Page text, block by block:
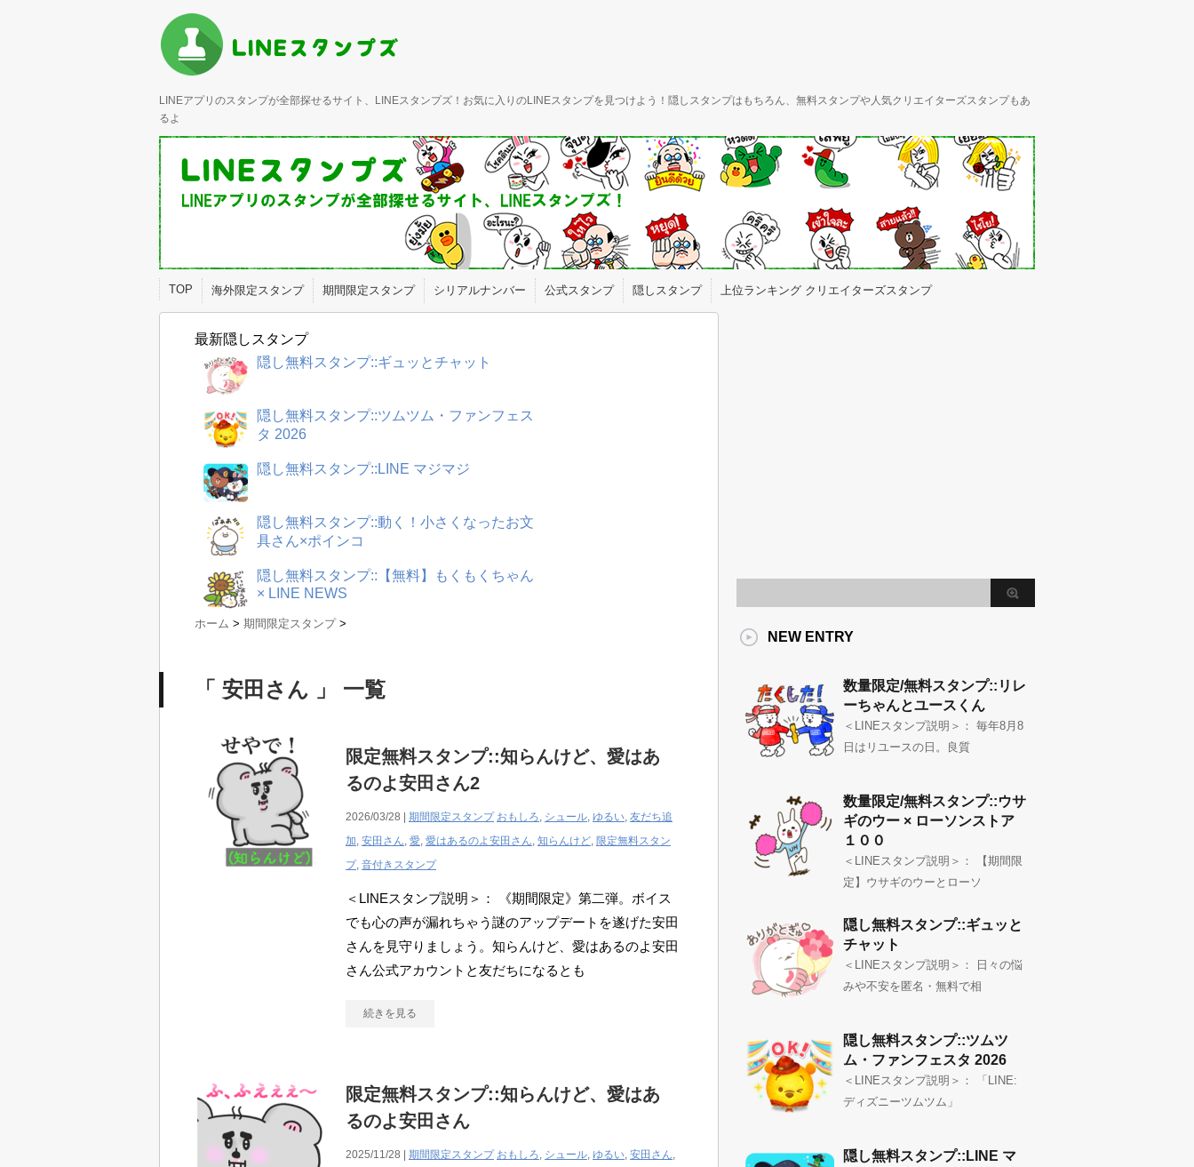
LINEアプリのスタンプが全部探せるサイト、LINEスタンプズ！お気に入りのLINEスタンプを見つけよう！隠しスタンプはもちろん、無料スタンプや人気クリエイターズスタンプもあ
るよ
TOP 海外限定スタンプ 期間限定スタンプ シリアルナンバー 公式スタンプ 隠しスタンプ 上位ランキング クリエイターズスタンプ
最新隠しスタンプ
隠し無料スタンプ::ギュッとチャット
隠し無料スタンプ::ツムツム・ファンフェス
タ 2026
隠し無料スタンプ::LINE マジマジ
隠し無料スタンプ::動く！小さくなったお文
具さん×ポインコ
隠し無料スタンプ::【無料】もくもくちゃん
× LINE NEWS
ホーム > 期間限定スタンプ >
「 安田さん 」 一覧
限定無料スタンプ::知らんけど、愛はあ
るのよ安田さん2
2026/03/28 | 期間限定スタンプ おもしろ, シュール, ゆるい, 友だち追
加, 安田さん, 愛, 愛はあるのよ安田さん, 知らんけど, 限定無料スタン
プ, 音付きスタンプ
＜LINEスタンプ説明＞： 《期間限定》第二弾。ボイス
でも心の声が漏れちゃう謎のアップデートを遂げた安田
さんを見守りましょう。知らんけど、愛はあるのよ安田
さん公式アカウントと友だちになるとも
続きを見る
限定無料スタンプ::知らんけど、愛はあ
るのよ安田さん
2025/11/28 | 期間限定スタンプ おもしろ, シュール, ゆるい, 安田さん,
NEW ENTRY
数量限定/無料スタンプ::リレ
ーちゃんとユースくん
＜LINEスタンプ説明＞： 毎年8月8
日はリユースの日。良質
数量限定/無料スタンプ::ウサ
ギのウー × ローソンストア
１００
＜LINEスタンプ説明＞： 【期間限
定】ウサギのウーとローソ
隠し無料スタンプ::ギュッと
チャット
＜LINEスタンプ説明＞： 日々の悩
みや不安を匿名・無料で相
隠し無料スタンプ::ツムツ
ム・ファンフェスタ 2026
＜LINEスタンプ説明＞： 「LINE:
ディズニーツムツム」
隠し無料スタンプ::LINE マ